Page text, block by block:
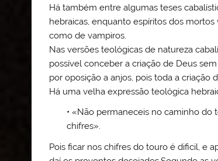
Há também entre algumas teses
hebraicas, enquanto espíritos dos
como de vampiros.
Nas versões teológicas de natureza
possível conceber a criação de Deus
por oposição a anjos, pois toda a criação
Há uma velha expressão teológica
• «Não permaneceis no caminho do
chifres».
Pois ficar nos chifres do touro é dificil, e